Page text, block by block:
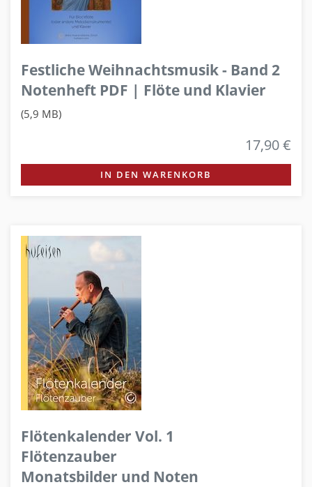
Festliche Weihnachtsmusik - Band 2
Notenheft PDF | Flöte und Klavier
(5,9 MB)
17,90 €
IN DEN WARENKORB
Flötenkalender Vol. 1
Flötenzauber
Monatsbilder und Noten